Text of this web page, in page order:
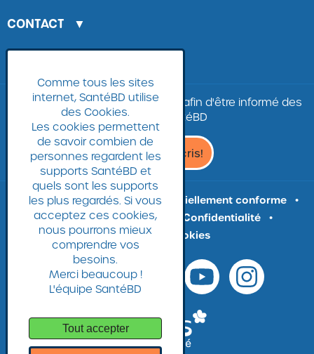
Comme tous les sites
internet, SantéBD utilise
des Cookies.
Les cookies permettent
de savoir combien de
personnes regardent les
supports SantéBD et
quels sont les supports
les plus regardés. Si vous
acceptez ces cookies,
nous pourrons mieux
comprendre vos
besoins.
Merci beaucoup !
L'équipe SantéBD
Tout accepter
CONTACT
▼
Inscrivez-vous àlanewsletter
afin d'être informé des
nouvelles SantéBD
Je m'inscris! Je
m'inscris
la
Newsletter,
Ouvrir
site
Plan du site
Accessibilité : partiellement conforme
Mentions légales
CGU
Confidentialité
Gestion des cookies